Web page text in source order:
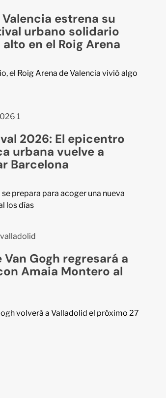
Valencia estrena su
urbano solidario
en el Roig Arena
el Roig Arena de Valencia vivió algo
2026: El epicentro
urbana vuelve a
Barcelona
prepara para acoger una nueva
los días
Van Gogh regresará a
Amaia Montero al
volverá a Valladolid el próximo 27